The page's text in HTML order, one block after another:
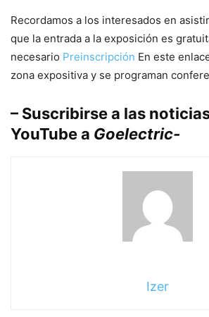
Recordamos a los interesados ​​en
que la entrada a la exposición es
necesario Preinscripción En este
zona expositiva y se programan
– Suscribirse a las
YouTubea Goelectric-
Izer